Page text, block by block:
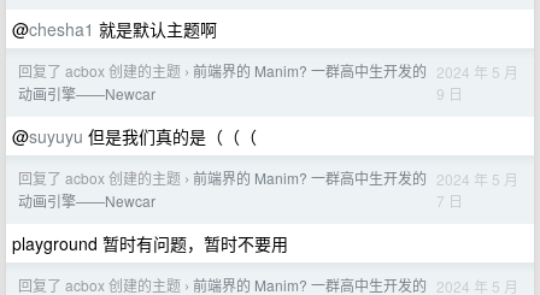
@chesha1 就是默认主题啊
回复了 acbox 创建的主题 › 前端界的 Manim? 一群高中生开发的
动画引擎——Newcar
2024 年 5 月
9 日
@suyuyu 但是我们真的是（（（
回复了 acbox 创建的主题 › 前端界的 Manim? 一群高中生开发的
动画引擎——Newcar
2024 年 5 月
7 日
playground 暂时有问题，暂时不要用
回复了 acbox 创建的主题 › 前端界的 Manim? 一群高中生开发的 2024 年 5 月